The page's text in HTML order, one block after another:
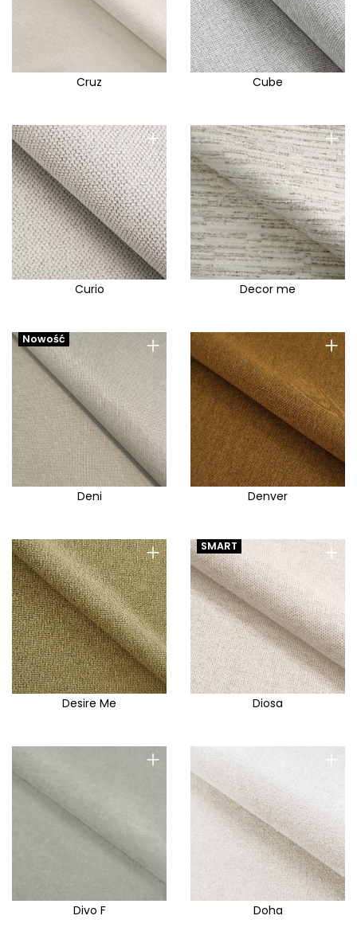
Cruz Cube
+
Curio
+
Decor me
+
Nowość
Deni
+
Denver
+
Desire Me
+
SMART
Diosa
+
Divo F
+
Doha